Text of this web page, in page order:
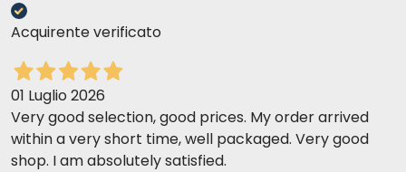
Acquirente verificato
01 Luglio 2026
Very good selection, good prices. My order arrived
within a very short time, well packaged. Very good
shop. I am absolutely satisfied.